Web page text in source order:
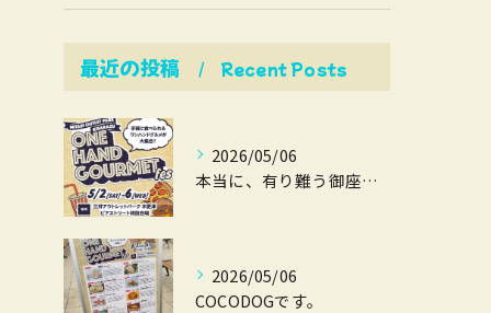
最近の投稿 Recent Posts
2026/05/06
本当に、有り難う御座いました。
2026/05/06
COCODOGです。